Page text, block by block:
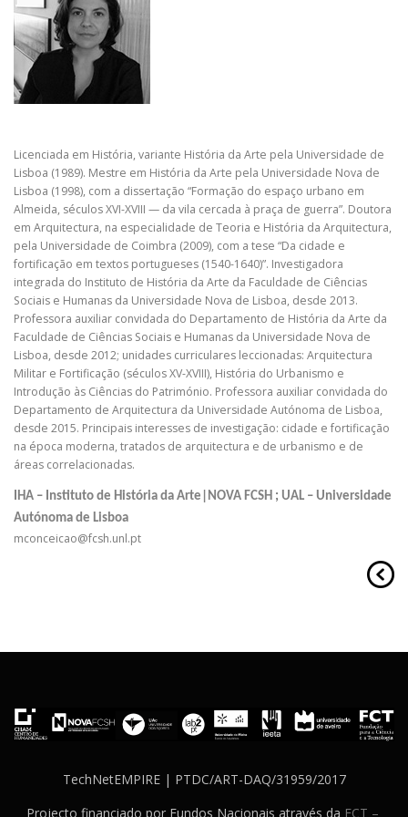
Licenciada em História, variante História da Arte pela Universidade de
Lisboa (1989). Mestre em História da Arte pela Universidade Nova de
Lisboa (1998), com a dissertação “Formação do espaço urbano em
Almeida, séculos XVI-XVIII — da vila cercada à praça de guerra”. Doutora
em Arquitectura, na especialidade de Teoria e História da Arquitectura,
pela Universidade de Coimbra (2009), com a tese “Da cidade e
fortificação em textos portugueses (1540-1640)”. Investigadora
integrada do Instituto de História da Arte da Faculdade de Ciências
Sociais e Humanas da Universidade Nova de Lisboa, desde 2013.
Professora auxiliar convidada do Departamento de História da Arte da
Faculdade de Ciências Sociais e Humanas da Universidade Nova de
Lisboa, desde 2012; unidades curriculares leccionadas: Arquitectura
Militar e Fortificação (séculos XV-XVIII), História do Urbanismo e
Introdução às Ciências do Património. Professora auxiliar convidada do
Departamento de Arquitectura da Universidade Autónoma de Lisboa,
desde 2015. Principais interesses de investigação: cidade e fortificação
na época moderna, tratados de arquitectura e de urbanismo e de
áreas correlacionadas.
IHA – Instituto de História da Arte|NOVA FCSH ; UAL – Universidade
Autónoma de Lisboa
mconceicao@fcsh.unl.pt
TechNetEMPIRE | PTDC/ART-DAQ/31959/2017
Projecto financiado por Fundos Nacionais através da FCT –